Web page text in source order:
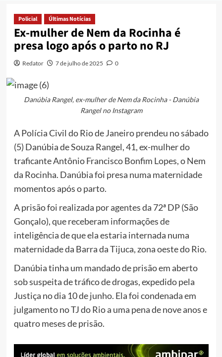
Policial Últimas Notícias
Ex-mulher de Nem da Rocinha é
presa logo após o parto no RJ
Redator 7 de julho de 2025 0
Danúbia Rangel, ex-mulher de Nem da Rocinha - Danúbia
Rangel no Instagram
A Polícia Civil do Rio de Janeiro prendeu no sábado
(5) Danúbia de Souza Rangel, 41, ex-mulher do
traficante Antônio Francisco Bonfim Lopes, o Nem
da Rocinha. Danúbia foi presa numa maternidade
momentos após o parto.
A prisão foi realizada por agentes da 72ª DP (São
Gonçalo), que receberam informações de
inteligência de que ela estaria internada numa
maternidade da Barra da Tijuca, zona oeste do Rio.
Danúbia tinha um mandado de prisão em aberto
sob suspeita de tráfico de drogas, expedido pela
Justiça no dia 10 de junho. Ela foi condenada em
julgamento no TJ do Rio a uma pena de nove anos e
quatro meses de prisão.